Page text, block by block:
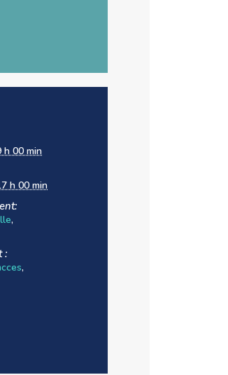
h 00 min
h 00 min
,
:
,